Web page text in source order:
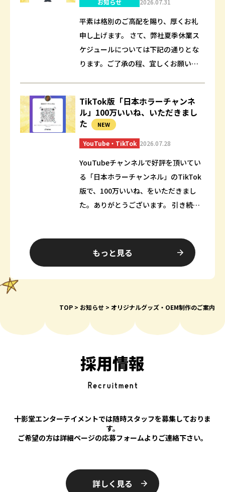
お知らせ 2026.07.31
平素は格別のご高配を賜り、厚くお礼
申し上げます。 さて、弊社夏季休業ス
ケジュールについては下記の通りとな
ります。ご了承の程、宜しくお願いい
TikTok版「日本ホラーチャンネ
ル」100万いいね、いただきまし
た
NEW
YouTube・TikTok 2026.07.28
YouTubeチャンネルで好評を頂いてい
る「日本ホラーチャンネル」のTikTok
版で、100万いいね、をいただきまし
た。ありがとうございます。 引き続き
もっと見る
TOP お知らせ オリジナルグッズ・OEM制作のご案内
採用情報
Recruitment
十影堂エンターテイメントでは随時スタッフを募集しておりま
す。
ご希望の方は詳細ページの応募フォームよりご連絡下さい。
詳しく見る